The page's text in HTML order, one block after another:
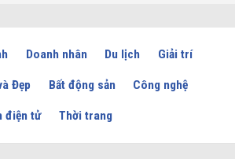
Doanh nhân Du lịch Giải trí
Đẹp Bất động sản Công nghệ
điện tử Thời trang